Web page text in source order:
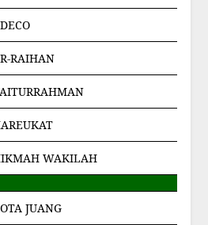
RAIHAN
WAKILAH
JUANG